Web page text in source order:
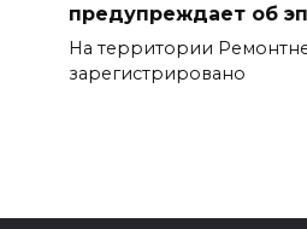
предупреждает об
На территории
зарегистрировано